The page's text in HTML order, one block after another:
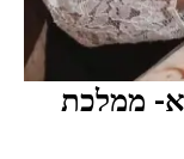
ממלכת